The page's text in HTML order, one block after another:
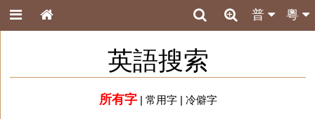
粵
普
英語搜索
所有字| 常用字| 冷僻字